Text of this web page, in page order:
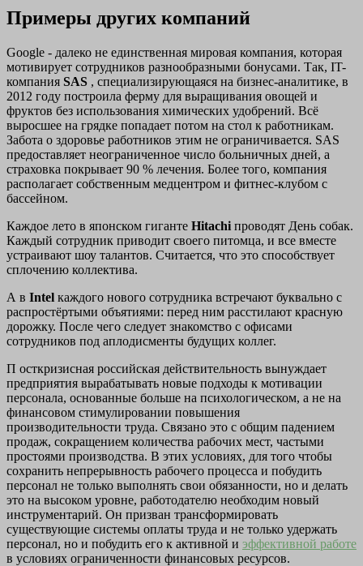
Примеры других компаний
Google - далеко не единственная мировая компания, которая
мотивирует сотрудников разнообразными бонусами. Так, IT-
компания SAS , специализирующаяся на бизнес-аналитике, в
2012 году построила ферму для выращивания овощей и
фруктов без использования химических удобрений. Всё
выросшее на грядке попадает потом на стол к работникам.
Забота о здоровье работников этим не ограничивается. SAS
предоставляет неограниченное число больничных дней, а
страховка покрывает 90 % лечения. Более того, компания
располагает собственным медцентром и фитнес-клубом с
бассейном.
Каждое лето в японском гиганте Hitachi проводят День собак.
Каждый сотрудник приводит своего питомца, и все вместе
устраивают шоу талантов. Считается, что это способствует
сплочению коллектива.
А в Intel каждого нового сотрудника встречают буквально с
распростёртыми объятиями: перед ним расстилают красную
дорожку. После чего следует знакомство с офисами
сотрудников под аплодисменты будущих коллег.
П осткризисная российская действительность вынуждает
предприятия вырабатывать новые подходы к мотивации
персонала, основанные больше на психологическом, а не на
финансовом стимулировании повышения
производительности труда. Связано это с общим падением
продаж, сокращением количества рабочих мест, частыми
простоями производства. В этих условиях, для того чтобы
сохранить непрерывность рабочего процесса и побудить
персонал не только выполнять свои обязанности, но и делать
это на высоком уровне, работодателю необходим новый
инструментарий. Он призван трансформировать
существующие системы оплаты труда и не только удержать
персонал, но и побудить его к активной и эффективной работе
в условиях ограниченности финансовых ресурсов.